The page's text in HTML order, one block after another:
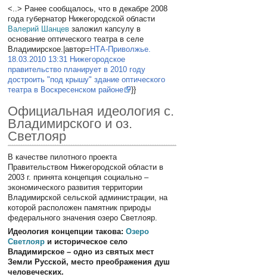
<..> Ранее сообщалось, что в декабре 2008
года губернатор Нижегородской области
Валерий Шанцев заложил капсулу в
основание оптического театра в селе
Владимирское.|автор=НТА-Приволжье.
18.03.2010 13:31 Нижегородское
правительство планирует в 2010 году
достроить "под крышу" здание оптического
театра в Воскресенском районе
}}
Официальная идеология с.
Владимирского и оз.
Светлояр
В качестве пилотного проекта
Правительством Нижегородской области в
2003 г. принята концепция социально –
экономического развития территории
Владимирской сельской администрации, на
которой расположен памятник природы
федерального значения озеро Светлояр.
Идеология концепции такова:Озеро
Светлояр и историческое село
Владимирское – одно из святых мест
Земли Русской, место преображения душ
человеческих.